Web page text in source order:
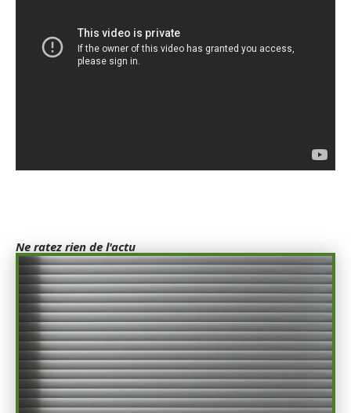
Ne ratez rien de l'actu